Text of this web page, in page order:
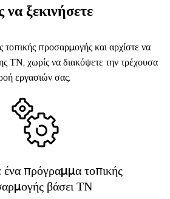
ξεκινήσετε
τοπικής προσαρμογής και αρχίστε να
ΤΝ, χωρίς να διακόψετε την τρέχουσα
εργασιών σας.
πρόγραμμα τοπικής
βάσει ΤΝ